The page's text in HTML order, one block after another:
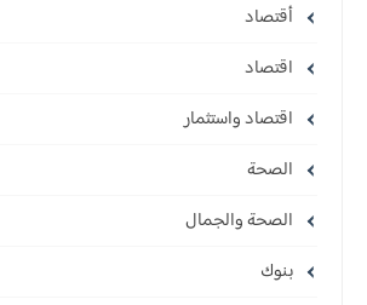
أقتصاد
اقتصاد
اقتصاد واستثمار
الصحة
الصحة والجمال
بنوك